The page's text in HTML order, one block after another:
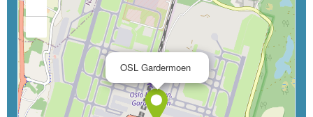
OSL Gardermoen